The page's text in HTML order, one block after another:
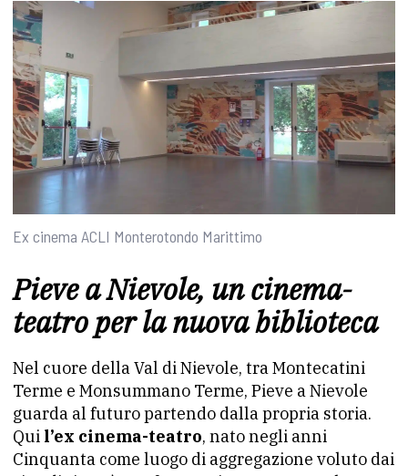
Ex cinema ACLI Monterotondo Marittimo
Pieve a Nievole, un cinema-
teatro per la nuova biblioteca
Nel cuore della Val di Nievole, tra Montecatini
Terme e Monsummano Terme, Pieve a Nievole
guarda al futuro partendo dalla propria storia.
Qui l’ex cinema-teatro, nato negli anni
Cinquanta come luogo di aggregazione voluto dai